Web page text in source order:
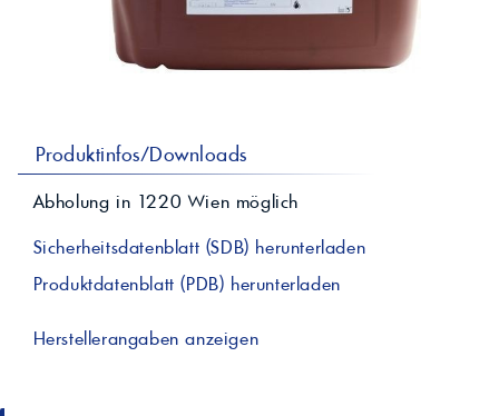
Schmierstoffe
Spindelöle
professionelle
Farbmittel für
Produktinfos/Downloads
Abholung in 1220 Wien möglich
Sicherheitsdatenblatt (SDB) herunterladen
Produktdatenblatt (PDB) herunterladen
Herstellerangaben anzeigen